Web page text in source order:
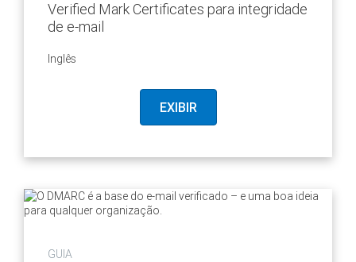
Verified Mark Certificates para integridade
de e-mail
Inglês
EXIBIR
GUIA